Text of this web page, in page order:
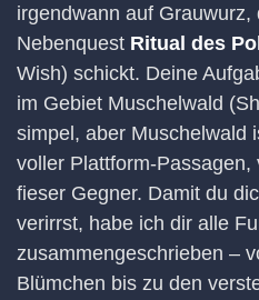
irgendwann auf Grauwurz,
Nebenquest Ritual des
Wish) schickt. Deine
im Gebiet Muschelwald
simpel, aber Muschelwald
voller Plattform-
fieser Gegner. Damit du
verirrst, habe ich dir alle
zusammengeschrieben –
Blümchen bis zu den